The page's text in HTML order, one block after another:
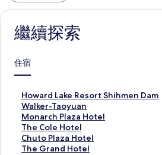
繼續探索
住宿
Howard Lake Resort Shihmen Dam
H
o
w
a
r
d
Walker-Taoyuan
W
a
l
k
e
Monarch Plaza Hotel
M
o
n
a
The Cole Hotel
T
h
e
Chuto Plaza Hotel
C
h
The Grand Hotel
T